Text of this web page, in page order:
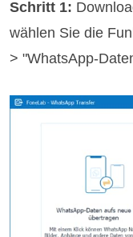
Schritt 1:
wählen Sie die
> "WhatsApp-